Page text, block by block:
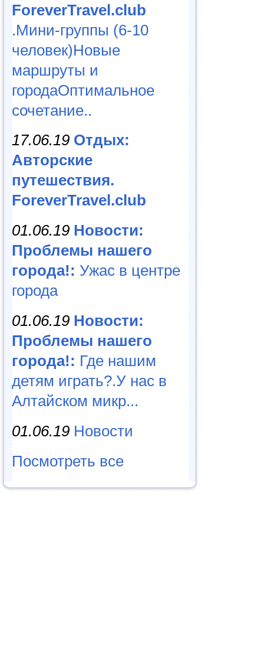
ForeverTravel.club
.Мини-группы (6-10
человек)Новые
маршруты и
городаОптимальное
сочетание..
17.06.19 Отдых:
Авторские
путешествия.
ForeverTravel.club
01.06.19 Новости:
Проблемы нашего
города!: Ужас в центре
города
01.06.19 Новости:
Проблемы нашего
города!: Где нашим
детям играть?.У нас в
Алтайском микр...
01.06.19 Новости
Посмотреть все